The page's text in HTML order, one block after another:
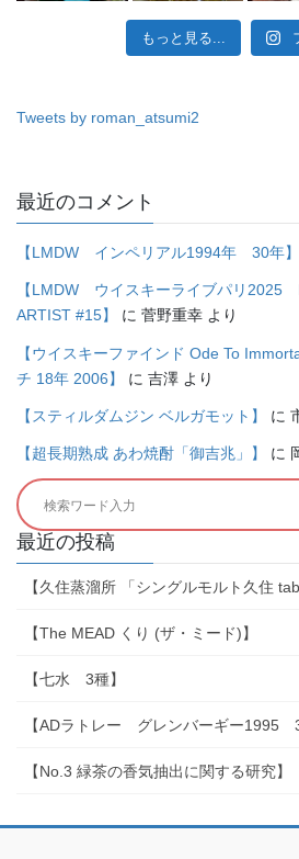
もっと見る...
Tweets by roman_atsumi2
最近のコメント
【LMDW インペリアル1994年 30年】
【LMDW ウイスキーライブパリ2025
ARTIST #15】
に 菅野重幸 より
【ウイスキーファインド Ode To
チ 18年 2006】
に 吉澤 より
【スティルダムジン ベルガモット】 に
【超長期熟成 あわ焼酎「御吉兆」】 に
最近の投稿
【久住蒸溜所 「シングルモルト久住
【The MEAD くり (ザ・ミード)】
【七水 3種】
【ADラトレー グレンバーギー1995
【No.3 緑茶の香気抽出に関する研究】